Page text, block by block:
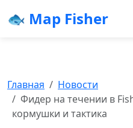
🐟 Map Fisher
Главная
Новости
Фидер на течении в
кормушки и тактика